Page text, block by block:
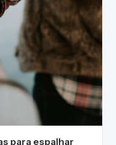
para espalhar